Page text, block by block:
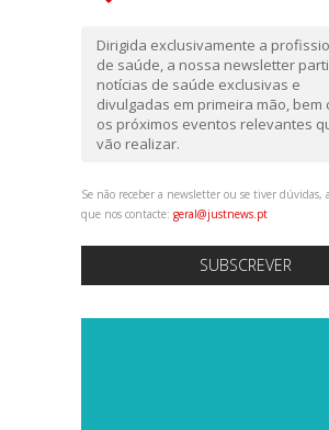
Dirigida exclusivamente a
de saúde, a nossa newsletter
notícias de saúde exclusivas e
divulgadas em primeira mão, bem
os próximos eventos relevantes
vão realizar.
Se não receber a newsletter ou se tiver dúvidas,
que nos contacte: geral@justnews.pt
SUBSCREVER